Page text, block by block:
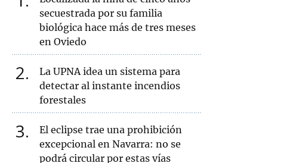
secuestrada por su familia
biológica hace más de tres meses
en Oviedo
2
La UPNA idea un sistema para
detectar al instante incendios
forestales
3
El eclipse trae una prohibición
excepcional en Navarra: no se
podrá circular por estas vías